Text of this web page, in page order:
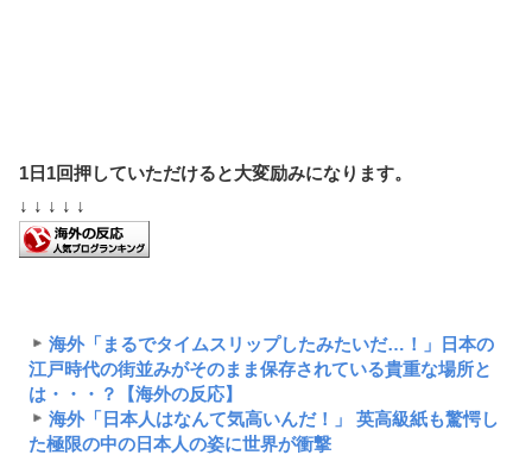
1日1回押していただけると大変励みになります。
↓ ↓ ↓ ↓ ↓
海外「まるでタイムスリップしたみたいだ…！」日本の
江戸時代の街並みがそのまま保存されている貴重な場所と
は・・・？【海外の反応】
海外「日本人はなんて気高いんだ！」 英高級紙も驚愕し
た極限の中の日本人の姿に世界が衝撃